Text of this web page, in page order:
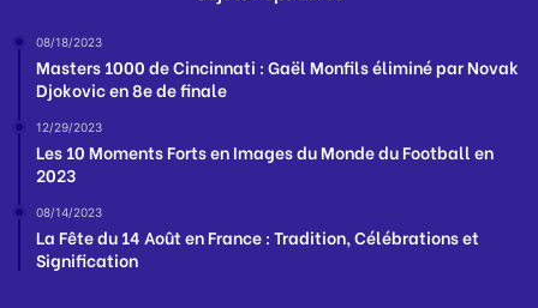
08/18/2023
Masters 1000 de Cincinnati : Gaël Monfils éliminé par Novak
Djokovic en 8e de finale
12/29/2023
Les 10 Moments Forts en Images du Monde du Football en
2023
08/14/2023
La Fête du 14 Août en France : Tradition, Célébrations et
Signification